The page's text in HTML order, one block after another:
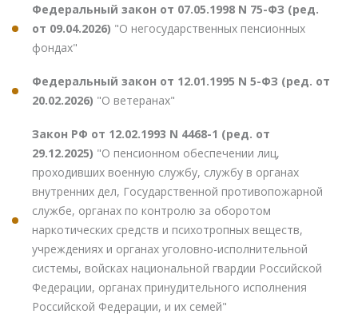
Федеральный закон от 07.05.1998 N 75-ФЗ (ред.
от 09.04.2026) "О негосударственных пенсионных
фондах"
Федеральный закон от 12.01.1995 N 5-ФЗ (ред. от
20.02.2026) "О ветеранах"
Закон РФ от 12.02.1993 N 4468-1 (ред. от
29.12.2025) "О пенсионном обеспечении лиц,
проходивших военную службу, службу в органах
внутренних дел, Государственной противопожарной
службе, органах по контролю за оборотом
наркотических средств и психотропных веществ,
учреждениях и органах уголовно-исполнительной
системы, войсках национальной гвардии Российской
Федерации, органах принудительного исполнения
Российской Федерации, и их семей"